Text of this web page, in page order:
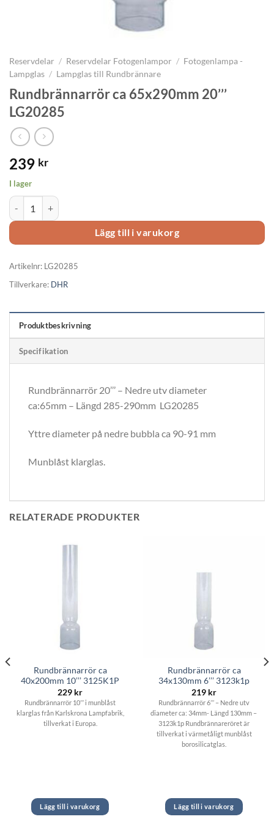
Reservdelar / Reservdelar Fotogenlampor / Fotogenlampa -
Lampglas / Lampglas till Rundbrännare
Rundbrännarrör ca 65x290mm 20’’’
LG20285
239 kr
I lager
Rundbrännarrör ca 65x290mm 20’’’ LG20285 mängd
Lägg till i varukorg
Artikelnr: LG20285
Tillverkare: DHR
Produktbeskrivning
Specifikation
Rundbrännarrör 20’’’ – Nedre utv diameter
ca:65mm – Längd 285-290mm LG20285
Yttre diameter på nedre bubbla ca 90-91 mm
Munblåst klarglas.
RELATERADE PRODUKTER
Rundbrännarrör ca
40x200mm 10’’’ 3125K1P
229 kr
Rundbrännarrör 10’’’ i munblåst
klarglas från Karlskrona Lampfabrik,
tillverkat i Europa.
Lägg till i varukorg
Rundbrännarrör ca
34x130mm 6’’’ 3123k1p
219 kr
Rundbrännarrör 6’’’ – Nedre utv
diameter ca: 34mm- Längd 130mm –
3123k1p Rundbrännareröret är
tillverkat i värmetåligt munblåst
borosilicatglas.
Lägg till i varukorg